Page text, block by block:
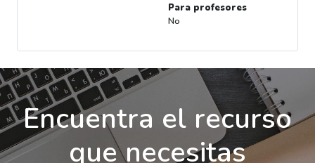
Para profesores
No
Encuentra el recurso
que necesitas